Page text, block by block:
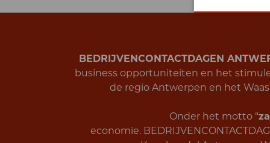
BEDRIJVENCONTACTDAGEN
business opportuniteiten en het
de regio Antwerpen en het
Onder het motto “
economie.